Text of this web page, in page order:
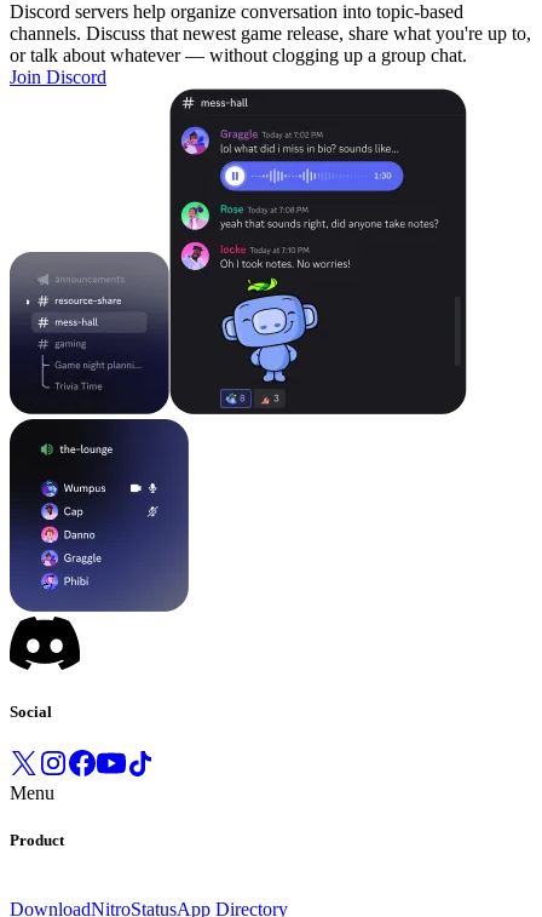
Discord servers help organize conversation into topic-based
channels. Discuss that newest game release, share what you're up to,
or talk about whatever — without clogging up a group chat.
Join Discord
Social
Menu
Product
DownloadNitroStatusApp Directory